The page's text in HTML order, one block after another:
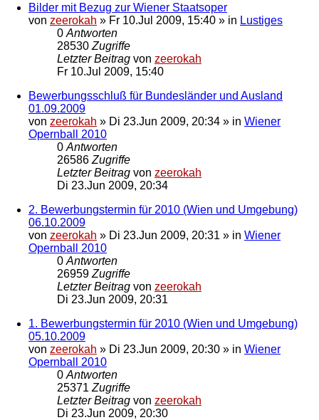
Bilder mit Bezug zur Wiener Staatsoper
von zeerokah » Fr 10.Jul 2009, 15:40 » in Lustiges
0 Antworten
28530 Zugriffe
Letzter Beitrag von zeerokah
Fr 10.Jul 2009, 15:40
Bewerbungsschluß für Bundesländer und Ausland
01.09.2009
von zeerokah » Di 23.Jun 2009, 20:34 » in Wiener
Opernball 2010
0 Antworten
26586 Zugriffe
Letzter Beitrag von zeerokah
Di 23.Jun 2009, 20:34
2. Bewerbungstermin für 2010 (Wien und Umgebung)
06.10.2009
von zeerokah » Di 23.Jun 2009, 20:31 » in Wiener
Opernball 2010
0 Antworten
26959 Zugriffe
Letzter Beitrag von zeerokah
Di 23.Jun 2009, 20:31
1. Bewerbungstermin für 2010 (Wien und Umgebung)
05.10.2009
von zeerokah » Di 23.Jun 2009, 20:30 » in Wiener
Opernball 2010
0 Antworten
25371 Zugriffe
Letzter Beitrag von zeerokah
Di 23.Jun 2009, 20:30